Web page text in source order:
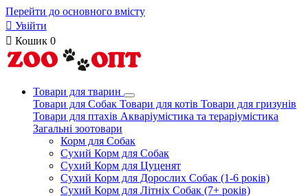
Перейти до основного вмісту
 Увійти
 Кошик 0
Товари для тварин
Товари для Собак Товари для котів Товари для гризунів
Товари для птахів Акваріумістика та тераріумістика
Загальні зоотовари
Корм для Собак
Сухий Корм для Собак
Сухий Корм для Цуценят
Сухий Корм для Дорослих Собак (1-6 років)
Сухий Корм для Літніх Собак (7+ років)